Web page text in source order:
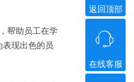
帮助员工在学
表现出色的员
在线客服
ꁱ
返回顶部